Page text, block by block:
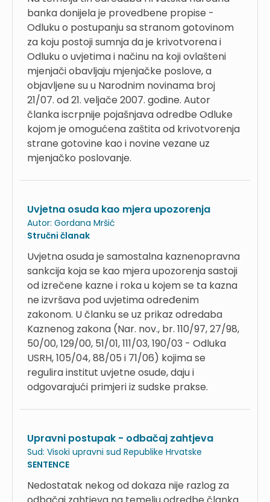
banka donijela je provedbene propise -
Odluku o postupanju sa stranom gotovinom
za koju postoji sumnja da je krivotvorena i
Odluku o uvjetima i načinu na koji ovlašteni
mjenjači obavljaju mjenjačke poslove, a
objavljene su u Narodnim novinama broj
21/07. od 21. veljače 2007. godine. Autor
članka iscrpnije pojašnjava odredbe Odluke
kojom je omogućena zaštita od krivotvorenja
strane gotovine kao i novine vezane uz
mjenjačko poslovanje.
Uvjetna osuda kao mjera upozorenja
Autor: Gordana Mršić
Stručni članak
Uvjetna osuda je samostalna kaznenopravna
sankcija koja se kao mjera upozorenja sastoji
od izrečene kazne i roka u kojem se ta kazna
ne izvršava pod uvjetima određenim
zakonom. U članku se uz prikaz odredaba
Kaznenog zakona (Nar. nov., br. 110/97, 27/98,
50/00, 129/00, 51/01, 111/03, 190/03 - Odluka
USRH, 105/04, 88/05 i 71/06) kojima se
regulira institut uvjetne osude, daju i
odgovarajući primjeri iz sudske prakse.
Upravni postupak - odbačaj zahtjeva
Sud: Visoki upravni sud Republike Hrvatske
SENTENCE
Nedostatak nekog od dokaza nije razlog za